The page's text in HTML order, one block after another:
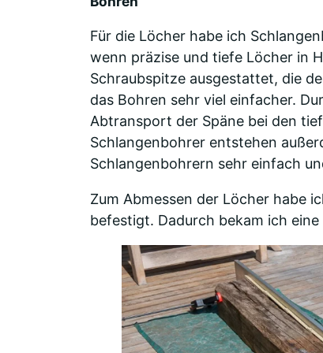
Für die Löcher habe ich
wenn präzise und tiefe Löcher in
Schraubspitze ausgestattet, die
das Bohren sehr viel einfacher.
Abtransport der Späne bei den
Schlangenbohrer entstehen
Schlangenbohrern sehr einfach
Zum Abmessen der Löcher habe
befestigt. Dadurch bekam ich